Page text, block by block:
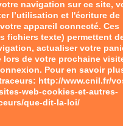
navigation sur ce site,
l’utilisation et l'écriture de
appareil connecté. Ces
fichiers texte) permettent
actualiser votre
lors de votre prochaine
Pour en savoir
http://www.cnil.fr/
web-cookies-et-autres-
que-dit-la-loi/